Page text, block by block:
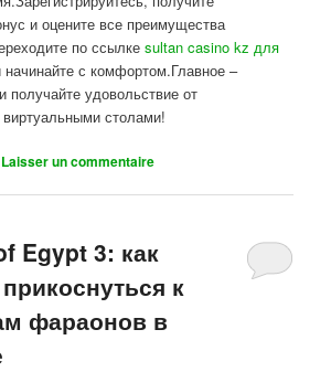
и оцените все преимущества
по ссылкеsultan casino kz для
начинайте с комфортом.Главное –
получайте удовольствие от
столами!
Laisser un commentaire
Egypt 3: как
к
фараонов в